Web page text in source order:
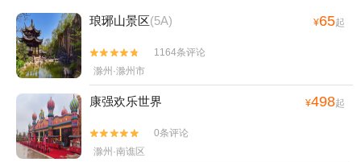
琅琊山景区(5A) ¥65起


1164条评论
滁州·滁州市
康强欢乐世界 ¥498起


0条评论
滁州·南谯区